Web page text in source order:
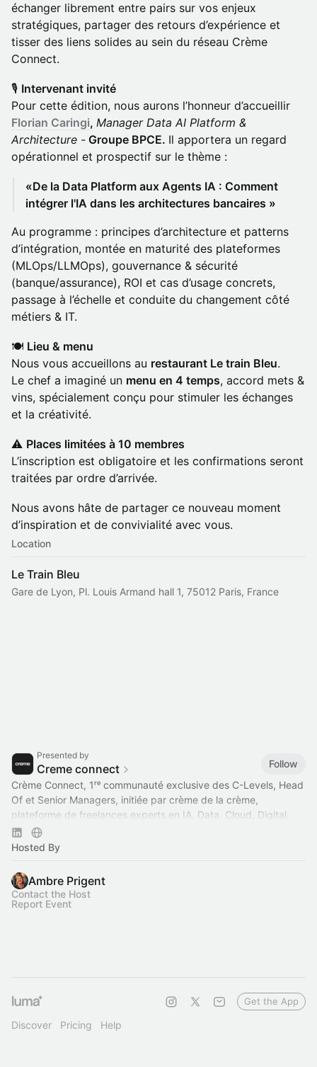
échanger librement entre pairs sur vos enjeux
stratégiques, partager des retours d’expérience et
tisser des liens solides au sein du réseau Crème
Connect.
​🎙 Intervenant invité
Pour cette édition, nous aurons l’honneur d’accueillir
Florian Caringi, Manager Data AI Platform &
Architecture - Groupe BPCE. Il apportera un regard
opérationnel et prospectif sur le thème :
«De la Data Platform aux Agents IA : Comment
intégrer l'IA dans les architectures bancaires »
Au programme : principes d’architecture et patterns
d’intégration, montée en maturité des plateformes
(MLOps/LLMOps), gouvernance & sécurité
(banque/assurance), ROI et cas d’usage concrets,
passage à l’échelle et conduite du changement côté
métiers & IT.
​🍽 Lieu & menu
Nous vous accueillons au restaurant Le train Bleu.
Le chef a imaginé un menu en 4 temps, accord mets &
vins, spécialement conçu pour stimuler les échanges
et la créativité.
​⚠️ Places limitées à 10 membres
L’inscription est obligatoire et les confirmations seront
traitées par ordre d’arrivée.
​Nous avons hâte de partager ce nouveau moment
d’inspiration et de convivialité avec vous.
Location
Le Train Bleu
Gare de Lyon, Pl. Louis Armand hall 1, 75012 Paris, France
Presented by
Creme connect
Follow
Crème Connect, 1ʳᵉ communauté exclusive des C-Levels, Head
Of et Senior Managers, initiée par crème de la crème,
plateforme de freelances experts en IA, Data, Cloud, Digital,
Cyber & Conseil IT.
Hosted By
Ambre Prigent
Contact the Host
Report Event
Discover Pricing Help
Get the App